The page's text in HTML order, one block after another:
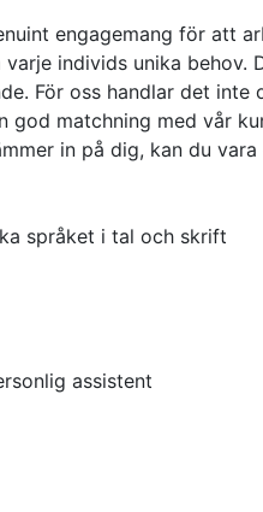
engagemang för att
individs unika behov.
För oss handlar det
god matchning med vår
in på dig, kan du vara
språket i tal och skrift
assistent